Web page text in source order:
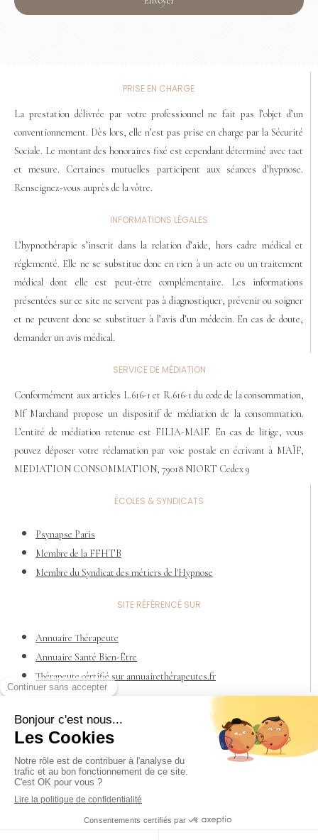
PRISE EN CHARGE
La prestation délivrée par votre professionnel ne fait pas l’objet d’un
conventionnement. Dès lors, elle n’est pas prise en charge par la Sécurité
Sociale. Le montant des honoraires fixé est cependant déterminé avec tact
et mesure. Certaines mutuelles participent aux séances d’hypnose.
Renseignez-vous auprès de la vôtre.
INFORMATIONS LÉGALES
L’hypnothérapie s’inscrit dans la relation d’aide, hors cadre médical et
réglementé. Elle ne se substitue donc en rien à un acte ou un traitement
médical dont elle est peut-être complémentaire. Les informations
présentées sur ce site ne servent pas à diagnostiquer, prévenir ou soigner
et ne peuvent donc se substituer à l’avis d’un médecin. En cas de doute,
demander un avis médical.
SERVICE DE MÉDIATION
Conformément aux articles L.616-1 et R.616-1 du code de la consommation,
Mf Marchand propose un dispositif de médiation de la consommation.
L’entité de médiation retenue est FILIA-MAIF. En cas de litige, vous
pouvez déposer votre réclamation par voie postale en écrivant à MAÏF,
MEDIATION CONSOMMATION, 79018 NIORT Cedex 9
ÉCOLES & SYNDICATS
Psynapse Paris
Membre de la FFHTB
Membre du Syndicat des métiers de l'Hypnose
SITE RÉFÉRENCÉ SUR
Annuaire Thérapeute
Annuaire Santé Bien-Être
Thérapeute cértifié sur annuairethérapeutes.fr
RESPONSABILITÉ CIVILE PROFESSIONNELLE
Votre professionnel justifie d’un contrat de Responsabilité Civile
Professionnelle (RC PRO) souscrit auprès de FILIA-MAÏF sous le
numéro 7404976H
© 2025 Mf Marchand | Design: Mf Marchand |